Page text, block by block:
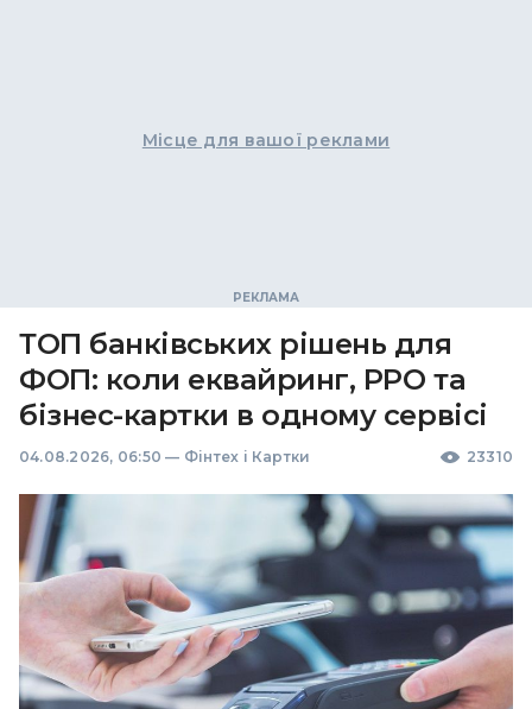
Місце для вашої реклами
ТОП банківських рішень для
ФОП: коли еквайринг, РРО та
бізнес-картки в одному сервісі
04.08.2026, 06:50 — Фінтех і Картки 23310